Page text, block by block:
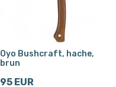
Oyo Bushcraft, hache,
brun
95 EUR